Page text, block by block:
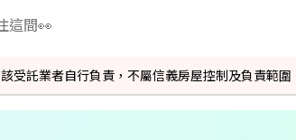
這間👀
託業者自行負責，不屬信義房屋控制及負責範圍